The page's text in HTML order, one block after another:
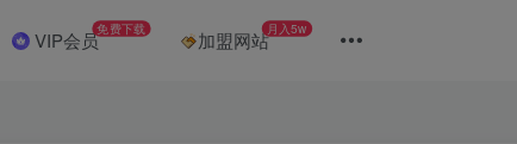
VIP会员免费下载 加盟网站月入5w